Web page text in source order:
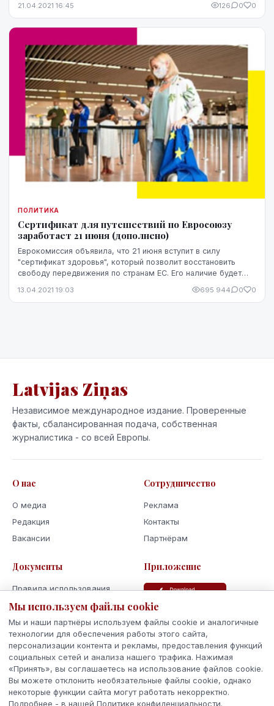
21.04.2021 16:45 126 0 0
ПОЛИТИКА
Сертификат для путешествий по Евросоюзу
заработает 21 июня (дополнено)
Еврокомиссия объявила, что 21 июня вступит в силу
"сертификат здоровья", который позволит восстановить
свободу передвижения по странам ЕС. Его наличие будет
13.04.2021 19:03 695 944 0 0
Latvijas Ziņas
Независимое международное издание. Проверенные
факты, сбалансированная подача, собственная
журналистика - со всей Европы.
О нас
О медиа
Редакция
Вакансии
Сотрудничество
Реклама
Контакты
Партнёрам
Документы
Правила использования
Политика
Использование cookie
Кодекс поведения и этики
Приложение
Мы используем файлы cookie
Мы и наши партнёры используем файлы cookie и аналогичные
технологии для обеспечения работы этого сайта,
персонализации контента и рекламы, предоставления функций
социальных сетей и анализа нашего трафика. Нажимая
«Принять», вы соглашаетесь на использование файлов cookie.
Вы можете отклонить необязательные файлы cookie, однако
некоторые функции сайта могут работать некорректно.
Подробнее - в нашей Политике конфиденциальности.